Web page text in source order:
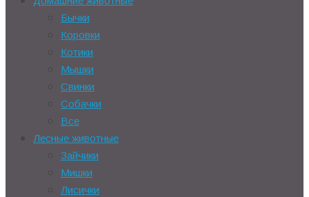
Бычки
Коровки
Котики
Мышки
Свинки
Собачки
Все
Лесные животные
Зайчики
Мишки
Лисички